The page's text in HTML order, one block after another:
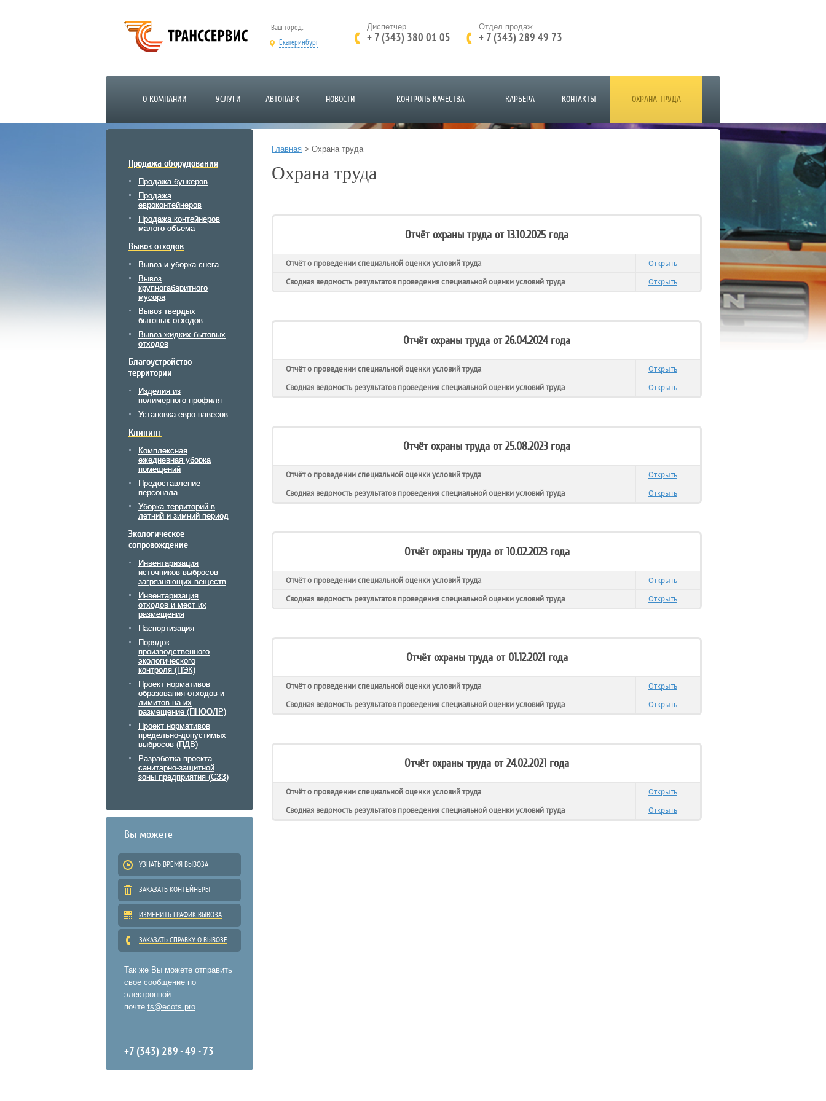
Ваш город:
Екатеринбург
Диспетчер
+ 7 (343) 380 01 05
Отдел продаж
+ 7 (343) 289 49 73
О КОМПАНИИ УСЛУГИ АВТОПАРК НОВОСТИ КОНТРОЛЬ КАЧЕСТВА КАРЬЕРА КОНТАКТЫ ОХРАНА ТРУДА
Продажа оборудования
Продажа бункеров
Продажа
евроконтейнеров
Продажа контейнеров
малого объема
Вывоз отходов
Вывоз и уборка снега
Вывоз
крупногабаритного
мусора
Вывоз твердых
бытовых отходов
Вывоз жидких бытовых
отходов
Благоустройство
территории
Изделия из
полимерного профиля
Установка евро-навесов
Клининг
Комплексная
ежедневная уборка
помещений
Предоставление
персонала
Уборка территорий в
летний и зимний период
Экологическое
сопровождение
Инвентаризация
источников выбросов
загрязняющих веществ
Инвентаризация
отходов и мест их
размещения
Паспортизация
Порядок
производственного
экологического
контроля (ПЭК)
Проект нормативов
образования отходов и
лимитов на их
размещение (ПНООЛР)
Проект нормативов
предельно-допустимых
выбросов (ПДВ)
Разработка проекта
санитарно-защитной
зоны предприятия (СЗЗ)
Вы можете
УЗНАТЬ ВРЕМЯ ВЫВОЗА
ЗАКАЗАТЬ КОНТЕЙНЕРЫ
ИЗМЕНИТЬ ГРАФИК ВЫВОЗА
ЗАКАЗАТЬ СПРАВКУ О ВЫВОЗЕ
Так же Вы можете отправить
свое сообщение по
электронной
почте ts@ecots.pro
+7 (343) 289 - 49 - 73
Главная > Охрана труда
Охрана труда
Отчёт охраны труда от 13.10.2025 года
Отчёт о проведении специальной оценки условий труда
Открыть
Сводная ведомость результатов проведения специальной оценки условий труда
Открыть
Отчёт охраны труда от 26.04.2024 года
Отчёт о проведении специальной оценки условий труда
Открыть
Сводная ведомость результатов проведения специальной оценки условий труда
Открыть
Отчёт охраны труда от 25.08.2023 года
Отчёт о проведении специальной оценки условий труда
Открыть
Сводная ведомость результатов проведения специальной оценки условий труда
Открыть
Отчёт охраны труда от 10.02.2023 года
Отчёт о проведении специальной оценки условий труда
Открыть
Сводная ведомость результатов проведения специальной оценки условий труда
Открыть
Отчёт охраны труда от 01.12.2021 года
Отчёт о проведении специальной оценки условий труда
Открыть
Сводная ведомость результатов проведения специальной оценки условий труда
Открыть
Отчёт охраны труда от 24.02.2021 года
Отчёт о проведении специальной оценки условий труда
Открыть
Сводная ведомость результатов проведения специальной оценки условий труда
Открыть